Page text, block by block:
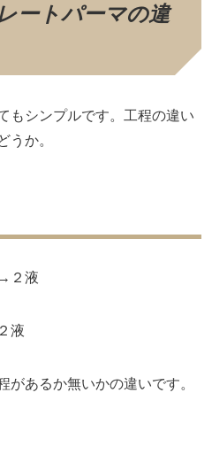
ートパーマの違
もシンプルです。工程の違い
うか。
２液
液
があるか無いかの違いです。